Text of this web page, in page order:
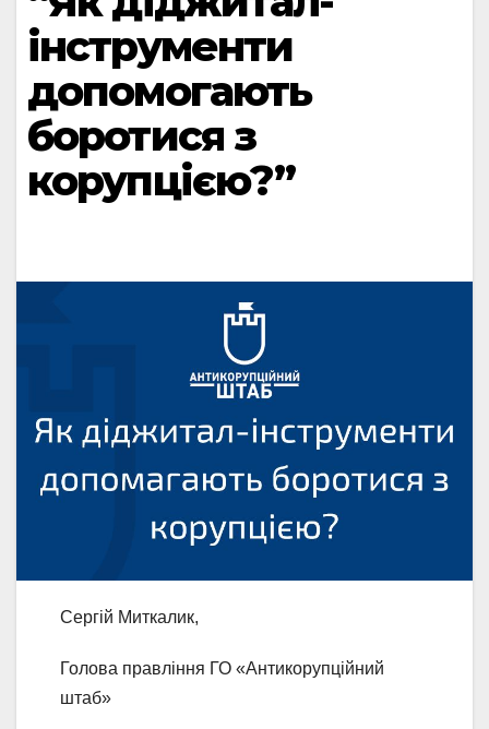
інструменти
допомогають
боротися з
корупцією?”
Сергій Миткалик,
Голова правління ГО «Антикорупційний
штаб»